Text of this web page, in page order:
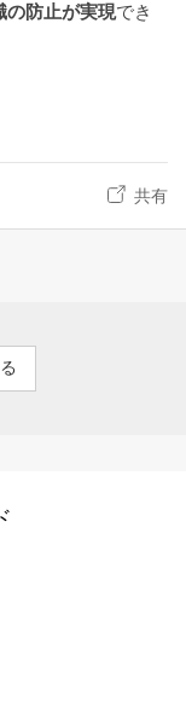
の防止が実現でき
共有